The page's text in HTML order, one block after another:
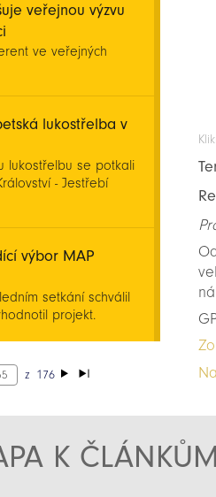
veřejnou výzvu
ve veřejných
lukostřelba v
lukostřelbu se potkali
- Jestřebí
výbor MAP
setkání schválil
projekt.
z 176
K